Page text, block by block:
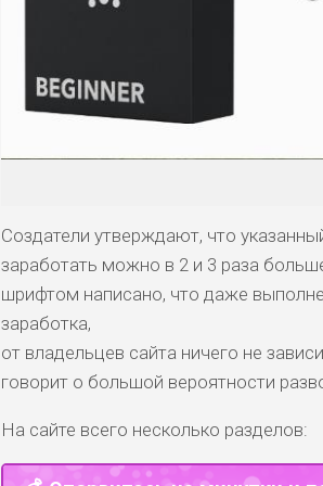
Создатели утверждают, что
заработать можно в 2 и 3 раза
шрифтом написано, что даже
заработка,
от владельцев сайта ничего не
говорит о большой вероятности
На сайте всего несколько разделов: